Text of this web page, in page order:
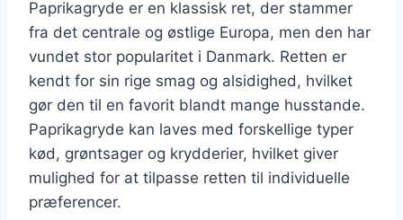
Paprikagryde er en klassisk ret, der stammer
fra det centrale og østlige Europa, men den har
vundet stor popularitet i Danmark. Retten er
kendt for sin rige smag og alsidighed, hvilket
gør den til en favorit blandt mange husstande.
Paprikagryde kan laves med forskellige typer
kød, grøntsager og krydderier, hvilket giver
mulighed for at tilpasse retten til individuelle
præferencer.